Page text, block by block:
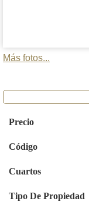
Más fotos...
Precio
Código
Cuartos
Tipo De Propiedad